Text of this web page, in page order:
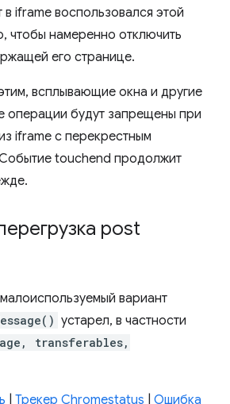
в iframe воспользовался этой
чтобы намеренно отключить
его странице.
всплывающие окна и другие
операции будут запрещены при
iframe с перекрестным
touchend продолжит
post
вариант
устарел, в частности
transferables,
Трекер Chromestatus Ошибка